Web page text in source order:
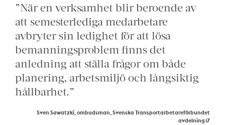
”När en verksamhet blir beroende av
att semesterlediga medarbetare
avbryter sin ledighet för att lösa
bemanningsproblem finns det
anledning att ställa frågor om både
planering, arbetsmiljö och långsiktig
hållbarhet.”
Sven Sawatzki, ombudsman, Svenska Transportarbetareförbundet
avdelning 17